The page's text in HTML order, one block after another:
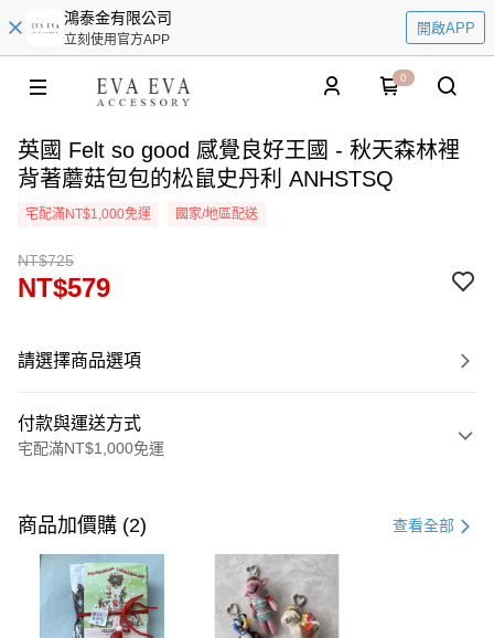
鴻泰金有限公司
立刻使用官方APP
開啟APP
0
英國 Felt so good 感覺良好王國 - 秋天森林裡
背著蘑菇包包的松鼠史丹利 ANHSTSQ
宅配滿NT$1,000免運 國家/地區配送
NT$725
NT$579
請選擇商品選項
付款與運送方式
宅配滿NT$1,000免運
信用卡一次付款
信用卡分期付款
3 期 0 利率 每期
合作金庫商業銀行
第一商業銀行
6 期 0 利率 每期
商品加價購 (2) 查看全部